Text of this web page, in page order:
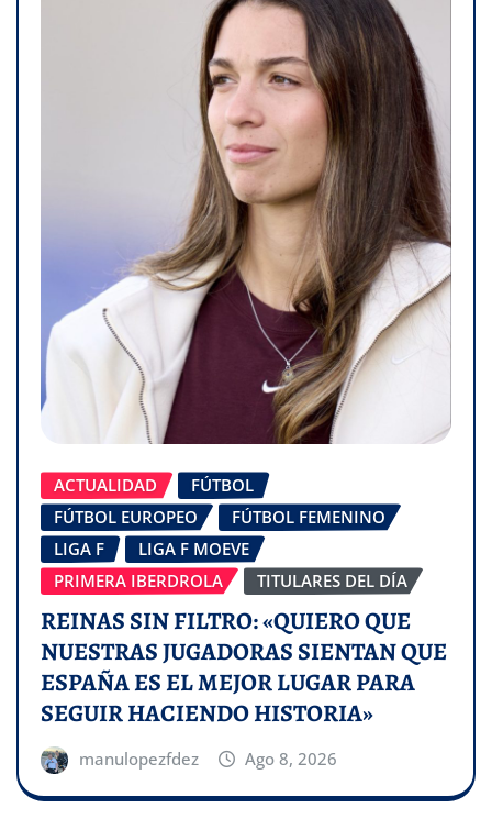
ACTUALIDAD
FÚTBOL
FÚTBOL EUROPEO
FÚTBOL FEMENINO
LIGA F
LIGA F MOEVE
PRIMERA IBERDROLA
TITULARES DEL DÍA
REINAS SIN FILTRO: «QUIERO QUE
NUESTRAS JUGADORAS SIENTAN QUE
ESPAÑA ES EL MEJOR LUGAR PARA
SEGUIR HACIENDO HISTORIA»
manulopezfdez Ago 8, 2026